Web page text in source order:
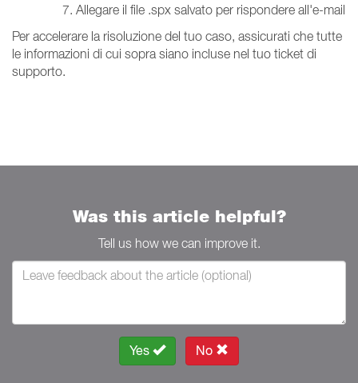
Allegare il file .spx salvato per rispondere all'e-mail
Per accelerare la risoluzione del tuo caso, assicurati che tutte
le informazioni di cui sopra siano incluse nel tuo ticket di
supporto.
Was this article helpful?
Tell us how we can improve it.
Yes No